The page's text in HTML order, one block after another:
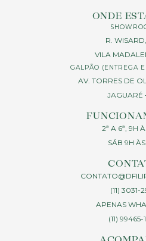
ONDE
R.
VILA
GALPÃO (ENTREGA
AV. TORRES DE
JAGUARÉ
2ª A 6ª, 9H
SÁB 9H ÀS
(11) 3031-
APENAS
(11) 99465-